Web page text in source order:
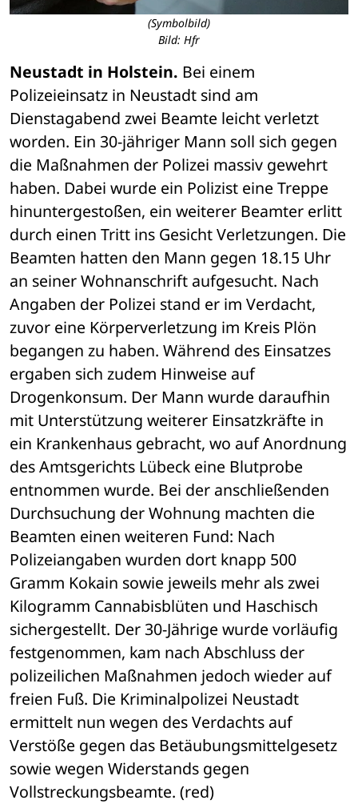
(Symbolbild)
Bild: Hfr
Neustadt in Holstein. Bei einem
Polizeieinsatz in Neustadt sind am
Dienstagabend zwei Beamte leicht verletzt
worden. Ein 30-jähriger Mann soll sich gegen
die Maßnahmen der Polizei massiv gewehrt
haben. Dabei wurde ein Polizist eine Treppe
hinuntergestoßen, ein weiterer Beamter erlitt
durch einen Tritt ins Gesicht Verletzungen. Die
Beamten hatten den Mann gegen 18.15 Uhr
an seiner Wohnanschrift aufgesucht. Nach
Angaben der Polizei stand er im Verdacht,
zuvor eine Körperverletzung im Kreis Plön
begangen zu haben. Während des Einsatzes
ergaben sich zudem Hinweise auf
Drogenkonsum. Der Mann wurde daraufhin
mit Unterstützung weiterer Einsatzkräfte in
ein Krankenhaus gebracht, wo auf Anordnung
des Amtsgerichts Lübeck eine Blutprobe
entnommen wurde. Bei der anschließenden
Durchsuchung der Wohnung machten die
Beamten einen weiteren Fund: Nach
Polizeiangaben wurden dort knapp 500
Gramm Kokain sowie jeweils mehr als zwei
Kilogramm Cannabisblüten und Haschisch
sichergestellt. Der 30-Jährige wurde vorläufig
festgenommen, kam nach Abschluss der
polizeilichen Maßnahmen jedoch wieder auf
freien Fuß. Die Kriminalpolizei Neustadt
ermittelt nun wegen des Verdachts auf
Verstöße gegen das Betäubungsmittelgesetz
sowie wegen Widerstands gegen
Vollstreckungsbeamte. (red)